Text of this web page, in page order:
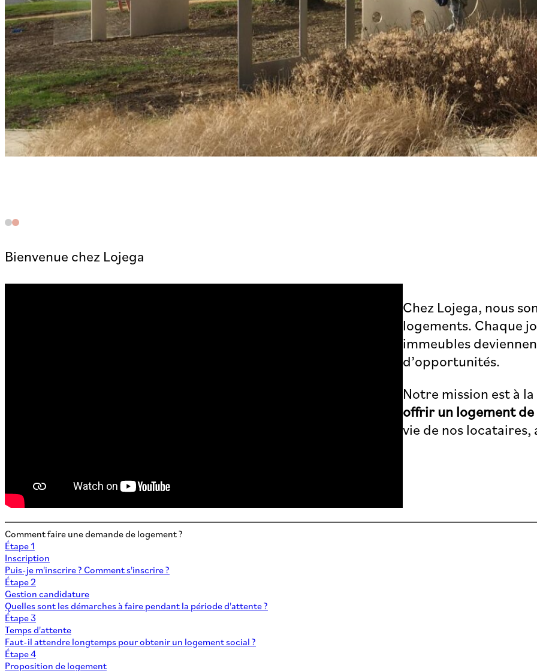
Bienvenue chez Lojega
Chez Lojega, nous
logements. Chaque
immeubles
d’opportunités.
Notre mission est à
offrir un logement
vie de nos
Comment faire une demande de logement ?
Étape 1
Inscription
Puis-je m'inscrire ? Comment s'inscrire ?
Étape 2
Gestion candidature
Quelles sont les démarches à faire pendant la période d'attente ?
Étape 3
Temps d'attente
Faut-il attendre longtemps pour obtenir un logement social ?
Étape 4
Proposition de logement